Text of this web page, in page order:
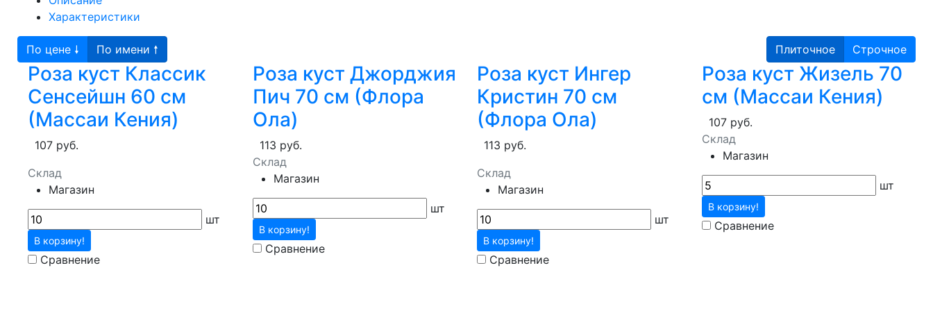
Характеристики
По цене 🠗 По имени 🠕 Плиточное Строчное
Роза куст Классик
Сенсейшн 60 см
(Массаи Кения)
107 руб.
Склад
Магазин
шт
В корзину!
Сравнение
Роза куст Джорджия
Пич 70 см (Флора
Ола)
113 руб.
Склад
Магазин
шт
В корзину!
Сравнение
Роза куст Ингер
Кристин 70 см
(Флора Ола)
113 руб.
Склад
Магазин
шт
В корзину!
Сравнение
Роза куст Жизель 70
см (Массаи Кения)
107 руб.
Склад
Магазин
шт
В корзину!
Сравнение